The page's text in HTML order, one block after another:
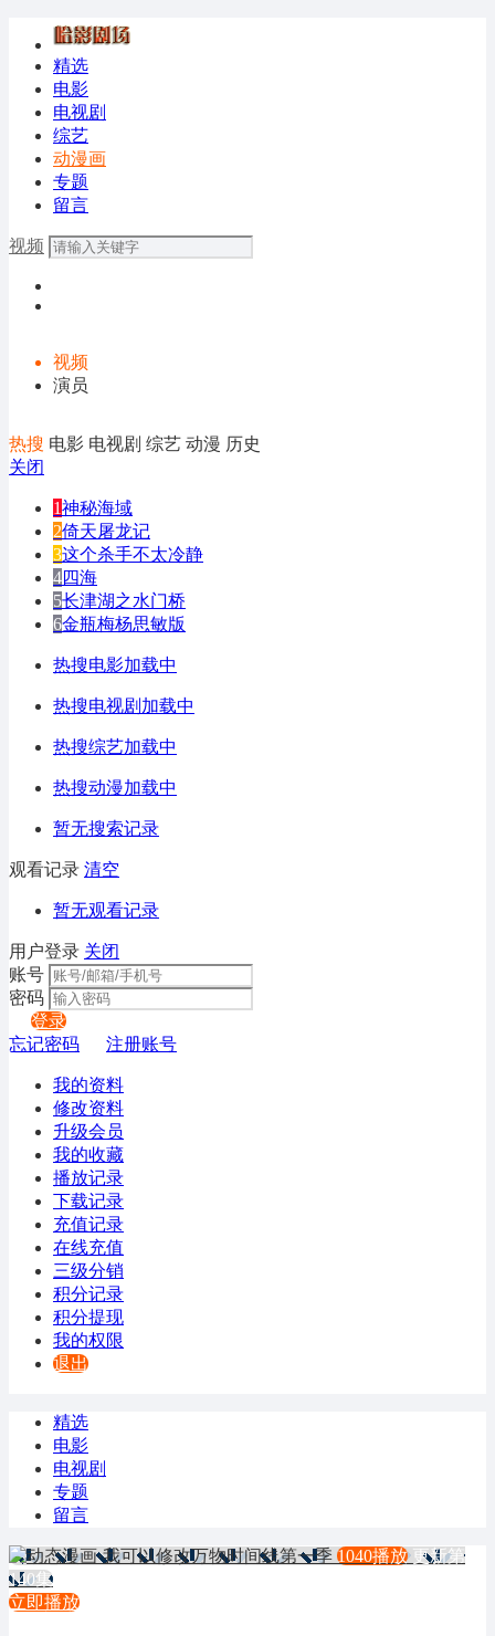
精选
电影
电视剧
综艺
动漫画
专题
留言
视频
视频
演员
热搜 电影 电视剧 综艺 动漫 历史
关闭
1神秘海域
2倚天屠龙记
3这个杀手不太冷静
4四海
5长津湖之水门桥
6金瓶梅杨思敏版
热搜电影加载中
热搜电视剧加载中
热搜综艺加载中
热搜动漫加载中
暂无搜索记录
观看记录 清空
暂无观看记录
用户登录 关闭
账号
密码
登录
忘记密码
注册账号
我的资料
修改资料
升级会员
我的收藏
播放记录
下载记录
充值记录
在线充值
三级分销
积分记录
积分提现
我的权限
退出
精选
电影
电视剧
专题
留言
1040播放 更新第
140集
立即播放